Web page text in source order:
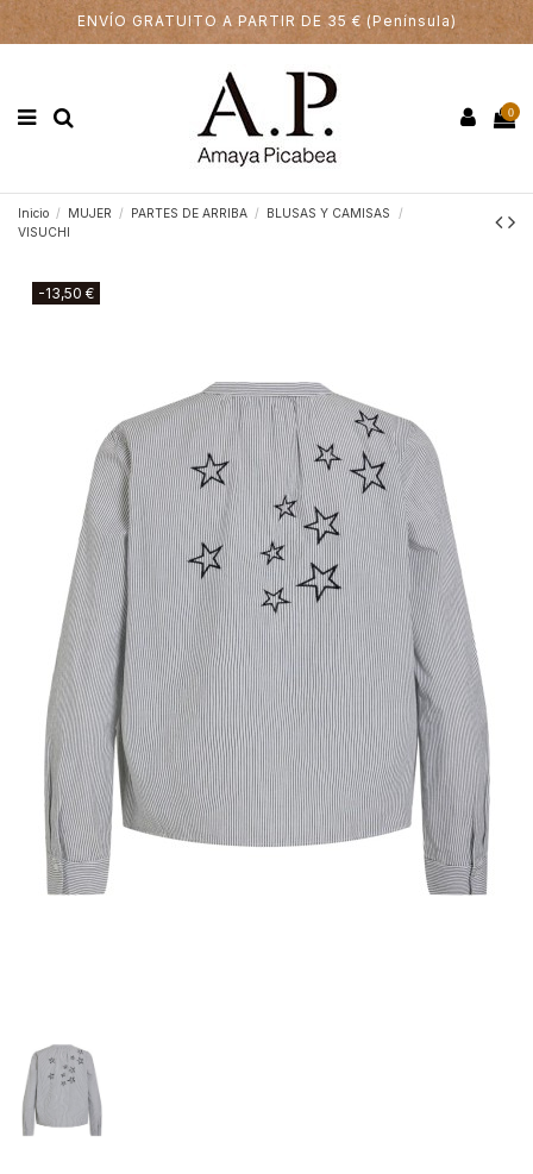
ENVÍO GRATUITO A PARTIR DE 35 € (Península)
0
Inicio MUJER PARTES DE ARRIBA
BLUSAS Y CAMISAS
VISUCHI
-13,50 €